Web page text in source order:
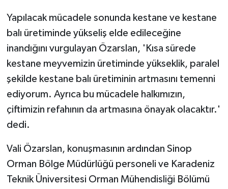
Yapılacak mücadele sonunda kestane ve kestane
balı üretiminde yükseliş elde edileceğine
inandığını vurgulayan Özarslan, 'Kısa sürede
kestane meyvemizin üretiminde yükseklik, paralel
şekilde kestane balı üretiminin artmasını temenni
ediyorum. Ayrıca bu mücadele halkımızın,
çiftimizin refahının da artmasına önayak olacaktır.'
dedi.
Vali Özarslan, konuşmasının ardından Sinop
Orman Bölge Müdürlüğü personeli ve Karadeniz
Teknik Üniversitesi Orman Mühendisliği Bölümü